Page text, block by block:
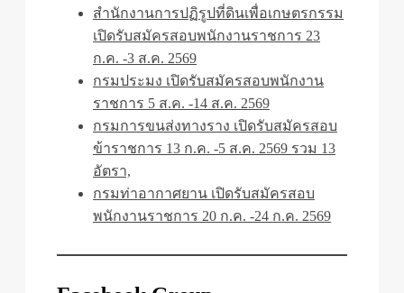
สำนักงานการปฏิรูปที่ดินเพื่อเกษตรกรรม
เปิดรับสมัครสอบพนักงานราชการ 23
ก.ค. -3 ส.ค. 2569
กรมประมง เปิดรับสมัครสอบพนักงาน
ราชการ 5 ส.ค. -14 ส.ค. 2569
กรมการขนส่งทางราง เปิดรับสมัครสอบ
ข้าราชการ 13 ก.ค. -5 ส.ค. 2569 รวม 13
อัตรา,
กรมท่าอากาศยาน เปิดรับสมัครสอบ
พนักงานราชการ 20 ก.ค. -24 ก.ค. 2569